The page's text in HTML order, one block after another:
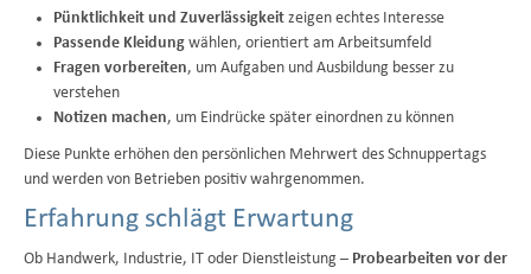
Pünktlichkeit und Zuverlässigkeit zeigen echtes Interesse
Passende Kleidung wählen, orientiert am Arbeitsumfeld
Fragen vorbereiten, um Aufgaben und Ausbildung besser zu
verstehen
Notizen machen, um Eindrücke später einordnen zu können
Diese Punkte erhöhen den persönlichen Mehrwert des Schnuppertags
und werden von Betrieben positiv wahrgenommen.
Erfahrung schlägt Erwartung
Ob Handwerk, Industrie, IT oder Dienstleistung – Probearbeiten vor der